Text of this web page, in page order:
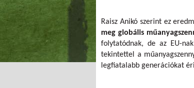
Raisz Anikó szerint ez
meg globális
folytatódnak, de az EU-
tekintettel a
legfiatalabb generációkat